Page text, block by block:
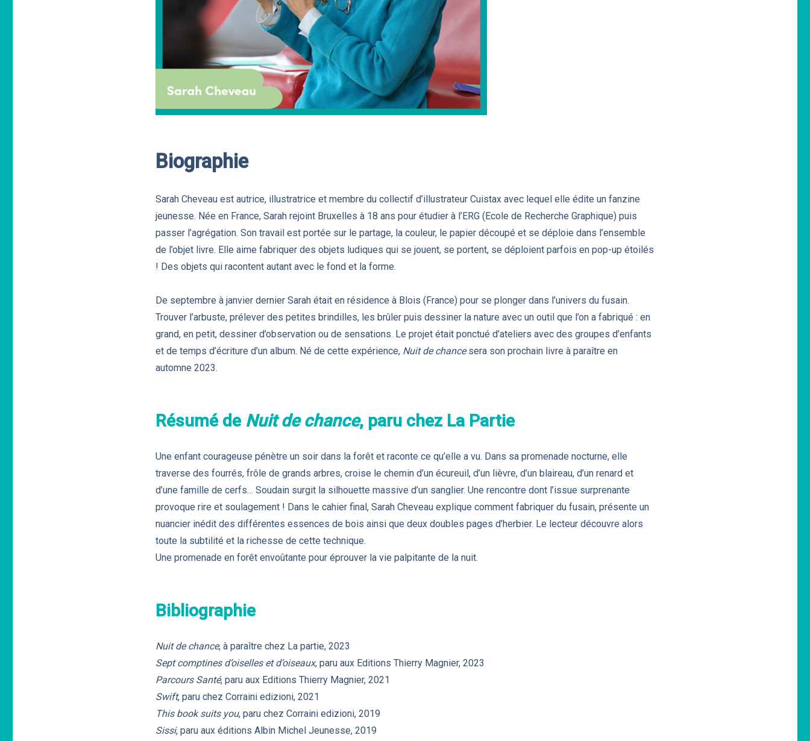
Biographie
Sarah Cheveau est autrice, illustratrice et membre du collectif d’illustrateur Cuistax avec lequel elle édite un fanzine
jeunesse. Née en France, Sarah rejoint Bruxelles à 18 ans pour étudier à l’ERG (Ecole de Recherche Graphique) puis
passer l’agrégation. Son travail est portée sur le partage, la couleur, le papier découpé et se déploie dans l’ensemble
de l’objet livre. Elle aime fabriquer des objets ludiques qui se jouent, se portent, se déploient parfois en pop-up étoilés
! Des objets qui racontent autant avec le fond et la forme.
De septembre à janvier dernier Sarah était en résidence à Blois (France) pour se plonger dans l’univers du fusain.
Trouver l’arbuste, prélever des petites brindilles, les brûler puis dessiner la nature avec un outil que l’on a fabriqué : en
grand, en petit, dessiner d’observation ou de sensations. Le projet était ponctué d’ateliers avec des groupes d’enfants
et de temps d’écriture d’un album. Né de cette expérience, Nuit de chancesera son prochain livre à paraître en
automne 2023.
Résumé deNuit de chance, paru chez La Partie
Une enfant courageuse pénètre un soir dans la forêt et raconte ce qu’elle a vu. Dans sa promenade nocturne, elle
traverse des fourrés, frôle de grands arbres, croise le chemin d’un écureuil, d’un lièvre, d’un blaireau, d’un renard et
d’une famille de cerfs… Soudain surgit la silhouette massive d’un sanglier. Une rencontre dont l’issue surprenante
provoque rire et soulagement ! Dans le cahier final, Sarah Cheveau explique comment fabriquer du fusain, présente un
nuancier inédit des différentes essences de bois ainsi que deux doubles pages d’herbier. Le lecteur découvre alors
toute la subtilité et la richesse de cette technique.
Une promenade en forêt envoûtante pour éprouver la vie palpitante de la nuit.
Bibliographie
Nuit de chance, à paraître chez La partie, 2023
Sept comptines d’oiselles et d’oiseaux, paru aux Editions Thierry Magnier, 2023
Parcours Santé, paru aux Editions Thierry Magnier, 2021
Swift, paru chez Corraini edizioni, 2021
This book suits you, paru chez Corraini edizioni, 2019
Sissi, paru aux éditions Albin Michel Jeunesse, 2019